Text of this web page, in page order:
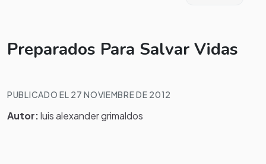
Preparados Para Salvar Vidas
PUBLICADO EL 27 NOVIEMBRE DE 2012
Autor:luis alexander grimaldos